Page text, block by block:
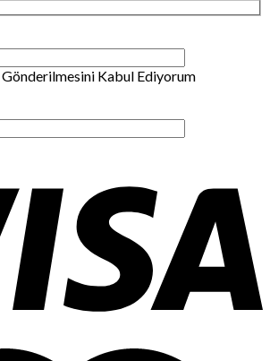
Gönderilmesini Kabul Ediyorum